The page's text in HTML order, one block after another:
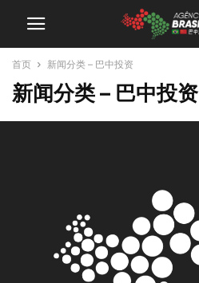
首页 新闻分类 – 巴中投资
新闻分类 – 巴中投资